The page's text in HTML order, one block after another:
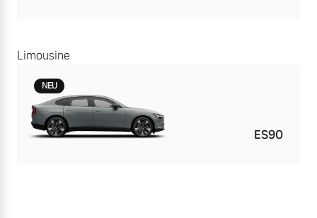
Limousine
NEU
ES90